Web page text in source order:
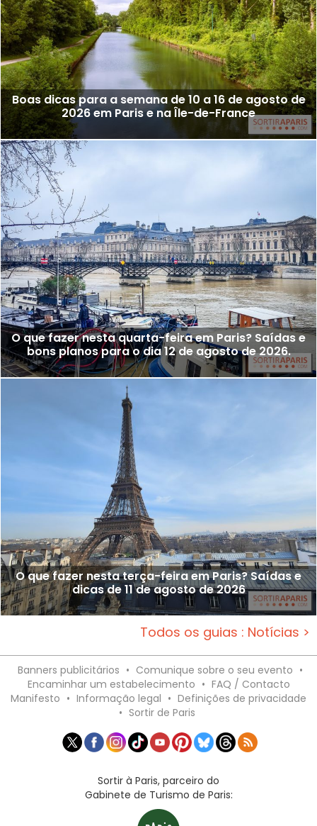
Boas dicas para a semana de 10 a 16 de agosto de
2026 em Paris e na Île-de-France
O que fazer nesta quarta-feira em Paris? Saídas e
bons planos para o dia 12 de agosto de 2026.
O que fazer nesta terça-feira em Paris? Saídas e
dicas de 11 de agosto de 2026
Todos os guias : Notícias >
Banners publicitários • Comunique sobre o seu evento •
Encaminhar um estabelecimento • FAQ / Contacto
Manifesto • Informação legal • Definições de privacidade
• Sortir de Paris
Sortir à Paris, parceiro do
Gabinete de Turismo de Paris: